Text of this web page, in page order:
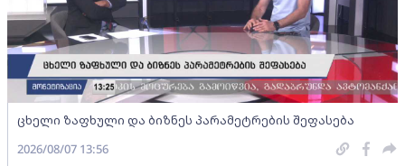
ცხელი ზაფხული და ბიზნეს პარამეტრების შეფასება
2026/08/07 13:56